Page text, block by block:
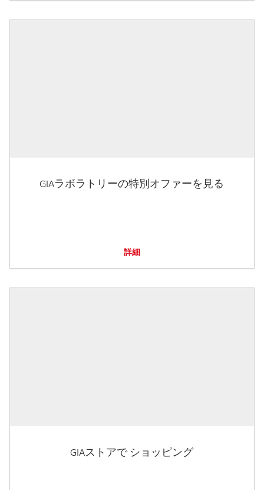
GIAラボラトリーの特別オファーを見る
詳細
GIAストアで ショッピング